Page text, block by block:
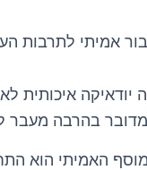
אמיתי לתרבות
יודאיקה איכותית
מדובר בהרבה
האמיתי הוא